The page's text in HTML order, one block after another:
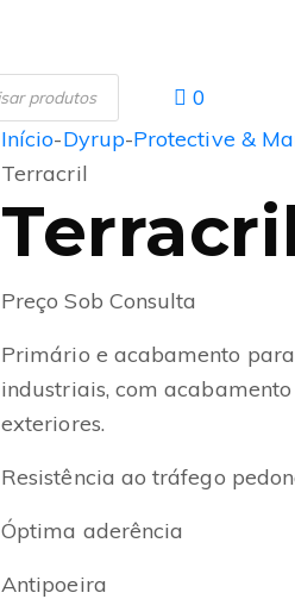
0
Início-Dyrup-Protective &
Terracril
Preço Sob Consulta
Primário e acabamento
industriais, com
exteriores.
Resistência ao tráfego
Óptima aderência
Antipoeira